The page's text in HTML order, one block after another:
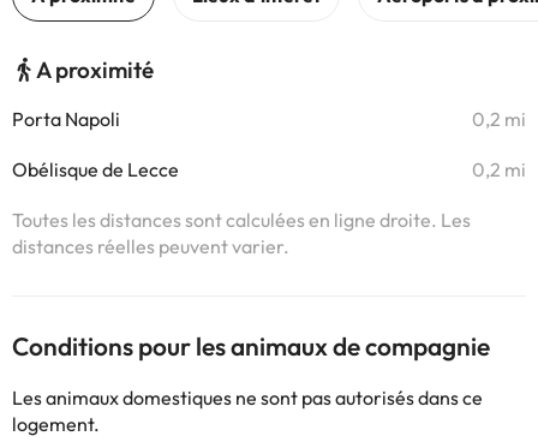
A proximité
Porta Napoli 0,2 mi
Obélisque de Lecce 0,2 mi
Toutes les distances sont calculées en ligne droite. Les
distances réelles peuvent varier.
Conditions pour les animaux de compagnie
Les animaux domestiques ne sont pas autorisés dans ce
logement.